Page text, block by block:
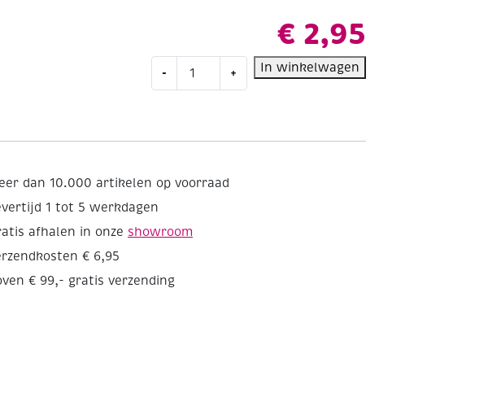
€ 2,95
-
crepepapier
+ In winkelwagen
dan 10.000 artikelen op voorraad
1 tot 5 werkdagen
afhalen in onze showroom
€ 6,95
€ 99,- gratis verzending